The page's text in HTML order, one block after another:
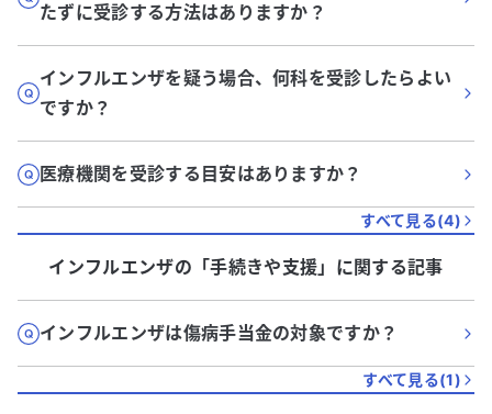
たずに受診する方法はありますか？
インフルエンザを疑う場合、何科を受診したらよい
ですか？
医療機関を受診する目安はありますか？
すべて見る(4)
インフルエンザの「手続きや支援」に関する記事
インフルエンザは傷病手当金の対象ですか？
すべて見る(1)